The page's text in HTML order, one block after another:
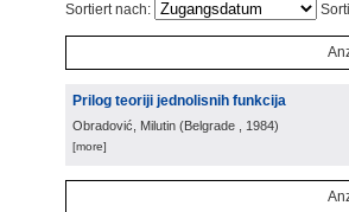
Sortiert nach:
Prilog teoriji jednolisnih funkcija
Obradović, Milutin (Belgrade , 1984)
[more]